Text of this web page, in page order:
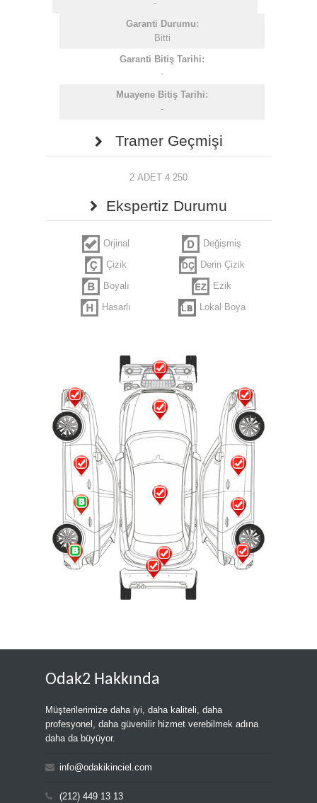
-
Garanti Durumu:
Bitti
Garanti Bitiş Tarihi:
-
Muayene Bitiş Tarihi:
-
Tramer Geçmişi
2 ADET 4 250
Ekspertiz Durumu
Orjinal
Değişmiş
Çizik
Derin Çizik
Boyalı
Ezik
Hasarlı
Lokal Boya
Odak2 Hakkında
Müşterilerimize daha iyi, daha kaliteli, daha
profesyonel, daha güvenilir hizmet verebilmek adına
daha da büyüyor.
info@odakikinciel.com
(212) 449 13 13